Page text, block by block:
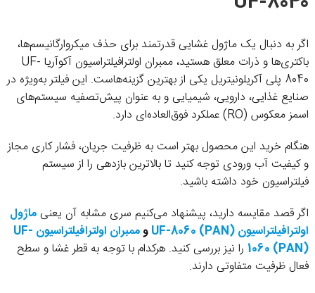
اگر به دنبال یک ماژول غشایی قدرتمند برای حذف میکروارگانیسم‌ها،
باکتری‌ها و ذرات معلق هستید، ممبران اولترافیلتراسیون آکوآریا UF-
8040 پلی آکریلونیتریل یکی از بهترین گزینه‌هاست. این فیلتر به‌ویژه در
صنایع غذایی، دارویی، شیمیایی و به عنوان پیش‌تصفیه سیستم‌های
اسمز معکوس (RO) عملکرد فوق‌العاده‌ای دارد.
هنگام خرید این محصول بهتر است به ظرفیت جریان، فشار کاری مجاز
و کیفیت آب ورودی توجه کنید تا بالاترین بازدهی را از سیستم
فیلتراسیون خود داشته باشید.
اگر قصد مقایسه دارید، پیشنهاد می‌کنیم سری مشابه آن یعنی ماژول
اولترافیلتراسیون UF-8060 (PAN)
و
ممبران اولترافیلتراسیون UF-
1060 (PAN)را نیز بررسی کنید. هرکدام با توجه به قطر غشا و سطح
فعال ظرفیت متفاوتی دارند.